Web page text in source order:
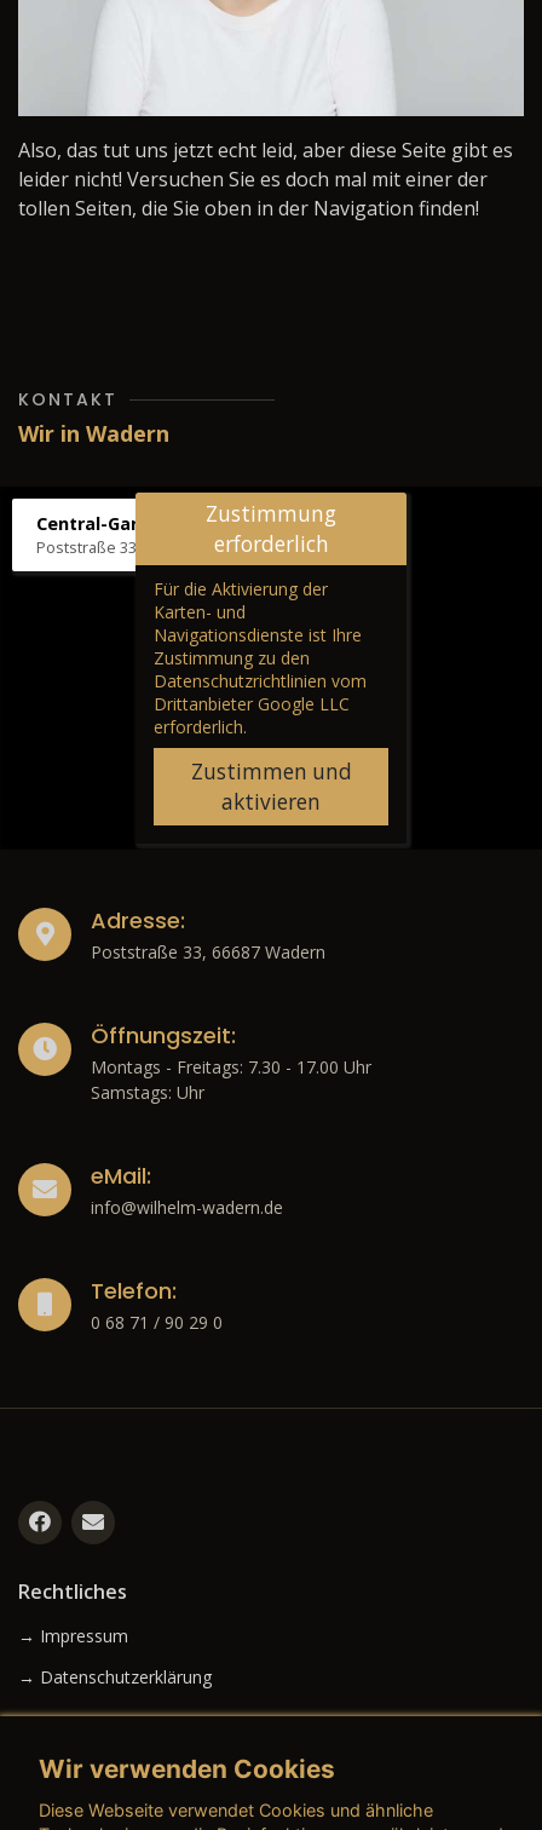
Also, das tut uns jetzt echt leid, aber diese Seite gibt es
leider nicht! Versuchen Sie es doch mal mit einer der
tollen Seiten, die Sie oben in der Navigation finden!
KONTAKT
Wir in Wadern
Central-Garage H. Wilhelm
Poststraße 33, 66687 Wadern
Zustimmung
erforderlich
Für die Aktivierung der
Karten- und
Navigationsdienste ist Ihre
Zustimmung zu den
Datenschutzrichtlinien vom
Drittanbieter Google LLC
erforderlich.
Zustimmen und
aktivieren
Adresse:
Poststraße 33, 66687 Wadern
Öffnungszeit:
Montags - Freitags: 7.30 - 17.00 Uhr
Samstags: Uhr
eMail:
info@wilhelm-wadern.de
Telefon:
0 68 71 / 90 29 0
Rechtliches
→ Impressum
→ Datenschutzerklärung
Wir verwenden Cookies
Diese Webseite verwendet Cookies und ähnliche